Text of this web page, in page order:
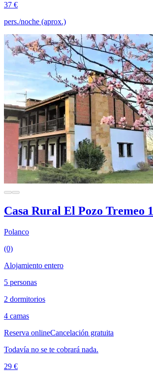
37 €
pers./noche (aprox.)
Casa Rural El Pozo Tremeo 1
Polanco
(0)
Alojamiento entero
5 personas
2 dormitorios
4 camas
Reserva onlineCancelación gratuita
Todavía no se te cobrará nada.
29 €